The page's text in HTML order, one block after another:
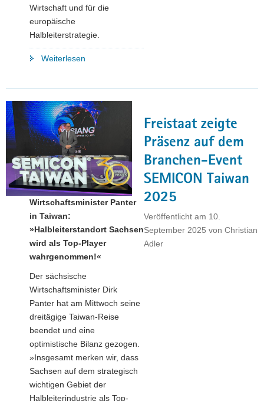
Wirtschaft und für die
europäische
Halbleiterstrategie.
Weiterlesen
Euro
in
den
Standort
Dresden
–
Stärkung
für
Chip-
Zukunft"
Freistaat zeigte
Präsenz auf dem
Branchen-Event
SEMICON Taiwan
2025
Veröffentlicht am 10.
September 2025 von Christian
Adler
Wirtschaftsminister Panter
in Taiwan:
»Halbleiterstandort Sachsen
wird als Top-Player
wahrgenommen!«
Der sächsische
Wirtschaftsminister Dirk
Panter hat am Mittwoch seine
dreitägige Taiwan-Reise
beendet und eine
optimistische Bilanz gezogen.
»Insgesamt merken wir, dass
Sachsen auf dem strategisch
wichtigen Gebiet der
Halbleiterindustrie als Top-